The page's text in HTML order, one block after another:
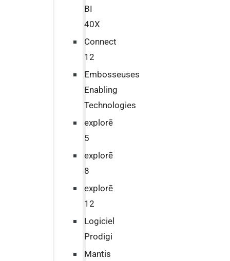
BI
40X
Connect
12
Embosseuses
Enabling
Technologies
explorē
5
explorē
8
explorē
12
Logiciel
Prodigi
Mantis